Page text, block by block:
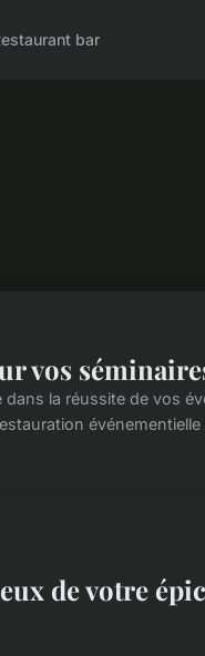
bar
vos
la réussite de vos
événementielle
de votre